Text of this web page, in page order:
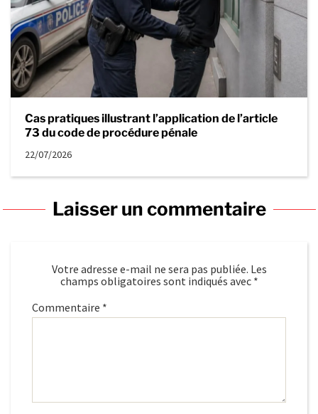
Cas pratiques illustrant l’application de l’article
73 du code de procédure pénale
22/07/2026
Laisser un commentaire
Votre adresse e-mail ne sera pas publiée. Les
champs obligatoires sont indiqués avec *
Commentaire *